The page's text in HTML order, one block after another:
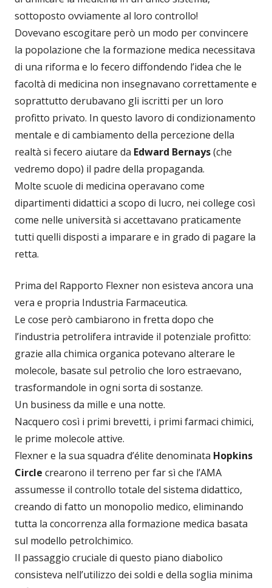
sottoposto ovviamente al loro controllo!
Dovevano escogitare però un modo per convincere
la popolazione che la formazione medica necessitava
di una riforma e lo fecero diffondendo l’idea che le
facoltà di medicina non insegnavano correttamente e
soprattutto derubavano gli iscritti per un loro
profitto privato. In questo lavoro di condizionamento
mentale e di cambiamento della percezione della
realtà si fecero aiutare da Edward Bernays(che
vedremo dopo) il padre della propaganda.
Molte scuole di medicina operavano come
dipartimenti didattici a scopo di lucro, nei college così
come nelle università si accettavano praticamente
tutti quelli disposti a imparare e in grado di pagare la
retta.
Prima del Rapporto Flexner non esisteva ancora una
vera e propria Industria Farmaceutica.
Le cose però cambiarono in fretta dopo che
l’industria petrolifera intravide il potenziale profitto:
grazie alla chimica organica potevano alterare le
molecole, basate sul petrolio che loro estraevano,
trasformandole in ogni sorta di sostanze.
Un business da mille e una notte.
Nacquero così i primi brevetti, i primi farmaci chimici,
le prime molecole attive.
Flexner e la sua squadra d’élite denominata Hopkins
Circle crearono il terreno per far sì che l’AMA
assumesse il controllo totale del sistema didattico,
creando di fatto un monopolio medico, eliminando
tutta la concorrenza alla formazione medica basata
sul modello petrolchimico.
Il passaggio cruciale di questo piano diabolico
consisteva nell’utilizzo dei soldi e della soglia minima